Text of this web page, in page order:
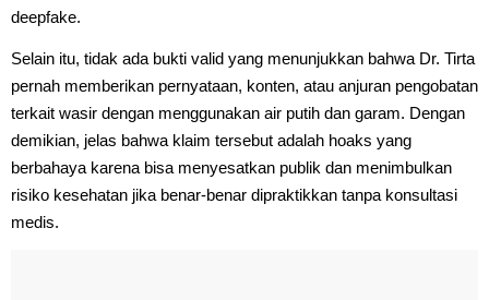
deepfake.
Selain itu, tidak ada bukti valid yang menunjukkan bahwa Dr. Tirta
pernah memberikan pernyataan, konten, atau anjuran pengobatan
terkait wasir dengan menggunakan air putih dan garam. Dengan
demikian, jelas bahwa klaim tersebut adalah hoaks yang
berbahaya karena bisa menyesatkan publik dan menimbulkan
risiko kesehatan jika benar-benar dipraktikkan tanpa konsultasi
medis.